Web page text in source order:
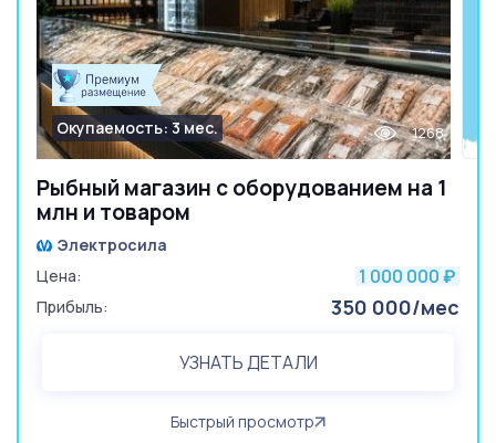
Рыбный магазин с оборудованием на 1
млн и товаром
Окупаемость: 3 мес. 1268
Электросила
Цена:
1 000 000 ₽
Прибыль: 350 000/мес
УЗНАТЬ ДЕТАЛИ
Быстрый просмотр